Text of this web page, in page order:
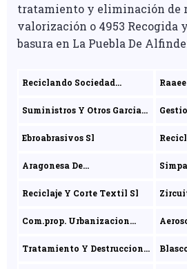
tratamiento y eliminación de
valorización o 4953 Recogida
basura en La Puebla De
Reciclando Sociedad
Suministros Y Otros Garcia
Ebroabrasivos Sl
Aragonesa De
Reciclaje Y Corte Textil Sl
Com.prop. Urbanizacion
Tratamiento Y Destruccion